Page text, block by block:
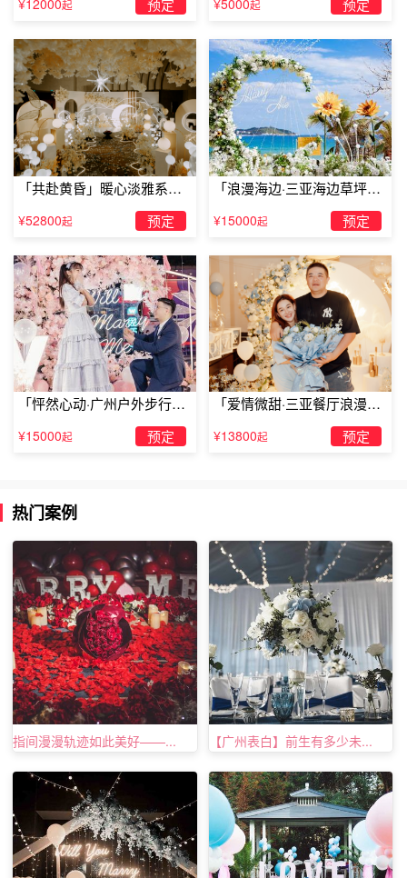
者送给女友9支鲜花，等全部侍者送完后，你拿着99朵玫瑰
吗?这样的求婚方案比较有故事性。相信女友一定会欣喜不
已。
最浪漫十种创意求婚方案--回忆求婚
两个人相识到要准备求婚的过程中肯定会有许多美好的
回忆，所以如何求婚简单又有创意也可以一边回忆相爱的过
程一边筹划求婚，比如带她回到最初相识的地方，然后回到
成为正式男女朋友的地方，一点点回忆过去，最后到一个创
意的餐厅告诉她，这是一起开始新的生活的地方。
最浪漫十种创意求婚方案--用玫瑰花海淹没你
我要买下尽可能多的玫瑰花，最好是装满整个房间，汇
成一片创意的玫瑰花海，让你徜徉在玫瑰花海之间，嗅着玫
瑰花的芳香，让这玫瑰花香，浸透你的心间。当你沉醉在玫
瑰花带来的甜蜜之时，我就知道我不必再纠结于如何求婚简
最浪漫十种创意求婚方案--人生若只若初见
回忆的美好大多定格在初识的地点。因此，不需要复杂
的现场规划和人员配置，聊聊天，回忆回忆往事，放松放松
¥12000起 预定 ¥5000起 预定
「共赴黄昏」暖心淡雅系求
¥52800起 预定
「浪漫海边·三亚海边草坪浪
¥15000起 预定
「怦然心动·广州户外步行街
求婚」
¥15000起 预定
「爱情微甜·三亚餐厅浪漫求
婚」
¥13800起 预定
热门案例
指间漫漫轨迹如此美好——... 【广州表白】前生有多少未...